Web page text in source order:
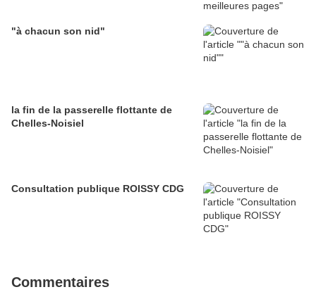
"à chacun son nid"
la fin de la passerelle flottante de
Chelles-Noisiel
Consultation publique ROISSY CDG
Commentaires